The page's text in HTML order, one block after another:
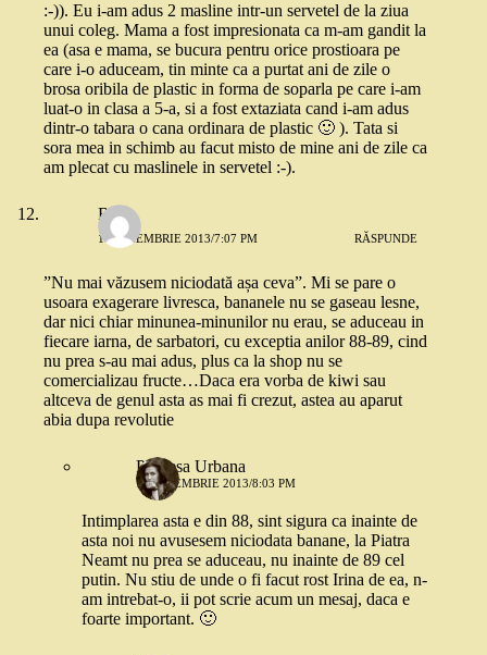
:-)). Eu i-am adus 2 masline intr-un servetel de la ziua
unui coleg. Mama a fost impresionata ca m-am gandit la
ea (asa e mama, se bucura pentru orice prostioara pe
care i-o aduceam, tin minte ca a purtat ani de zile o
brosa oribila de plastic in forma de soparla pe care i-am
luat-o in clasa a 5-a, si a fost extaziata cand i-am adus
dintr-o tabara o cana ordinara de plastic 🙂 ). Tata si
sora mea in schimb au facut misto de mine ani de zile ca
am plecat cu maslinele in servetel :-).
BTI
11 NOIEMBRIE 2013/7:07 PM RĂSPUNDE
”Nu mai văzusem niciodată așa ceva”. Mi se pare o
usoara exagerare livresca, bananele nu se gaseau lesne,
dar nici chiar minunea-minunilor nu erau, se aduceau in
fiecare iarna, de sarbatori, cu exceptia anilor 88-89, cind
nu prea s-au mai adus, plus ca la shop nu se
comercializau fructe…Daca era vorba de kiwi sau
altceva de genul asta as mai fi crezut, astea au aparut
abia dupa revolutie
Printesa Urbana
11 NOIEMBRIE 2013/8:03 PM
Intimplarea asta e din 88, sint sigura ca inainte de
asta noi nu avusesem niciodata banane, la Piatra
Neamt nu prea se aduceau, nu inainte de 89 cel
putin. Nu stiu de unde o fi facut rost Irina de ea, n-
am intrebat-o, ii pot scrie acum un mesaj, daca e
foarte important. 🙂